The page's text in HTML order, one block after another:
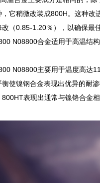
它稍微改装成800H。这种
（0.85-1.20％），以确保最
N08800合金适用于高温结
N08800主要用于温度高达
使镍钢合金表现出优异的耐
表现出通常与镍铬合金